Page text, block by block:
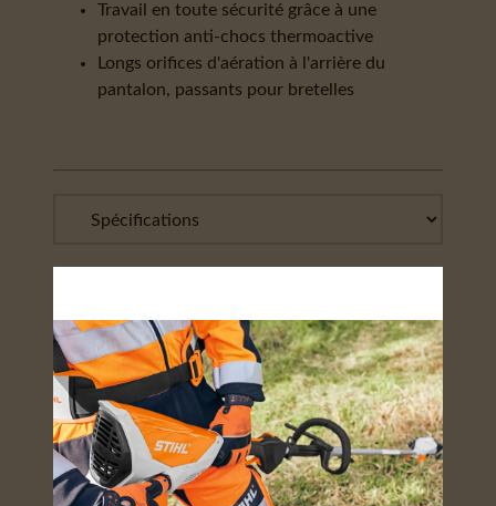
Travail en toute sécurité grâce à une
protection anti-chocs thermoactive
Longs orifices d'aération à l'arrière du
pantalon, passants pour bretelles